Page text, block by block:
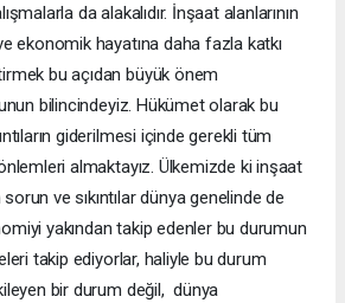
da alakalıdır. İnşaat alanlarının
ekonomik hayatına daha fazla katkı
bu açıdan büyük önem
bilincindeyiz. Hükümet olarak bu
giderilmesi içinde gerekli tüm
almaktayız. Ülkemizde ki inşaat
ve sıkıntılar dünya genelinde de
yakından takip edenler bu durumun
takip ediyorlar, haliyle bu durum
bir durum değil, dünya